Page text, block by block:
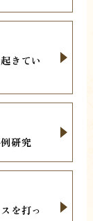
きてい
研究
を打っ